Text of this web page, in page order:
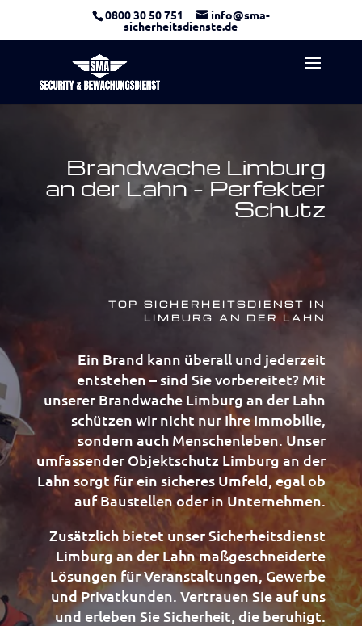
0800 30 50 751 info@sma-
sicherheitsdienste.de
Brandwache Limburg
an der Lahn – Perfekter
Schutz
TOP SICHERHEITSDIENST IN
LIMBURG AN DER LAHN
Ein Brand kann überall und jederzeit
entstehen – sind Sie vorbereitet? Mit
unserer Brandwache Limburg an der Lahn
schützen wir nicht nur Ihre Immobilie,
sondern auch Menschenleben. Unser
umfassender Objektschutz Limburg an der
Lahn sorgt für ein sicheres Umfeld, egal ob
auf Baustellen oder in Unternehmen.
Zusätzlich bietet unser Sicherheitsdienst
Limburg an der Lahn maßgeschneiderte
Lösungen für Veranstaltungen, Gewerbe
und Privatkunden. Vertrauen Sie auf uns
und erleben Sie Sicherheit, die beruhigt.